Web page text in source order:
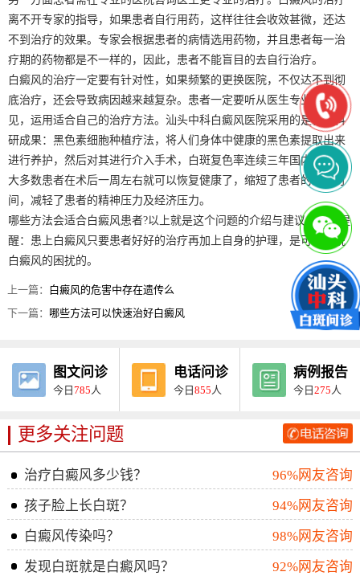
离不开专家的指导，如果患者自行用药，这样往往会收效甚微，还达
不到治疗的效果。专家会根据患者的病情选用药物，并且患者每一治
疗期的药物都是不一样的，因此，患者不能盲目的去自行治疗。
白癜风的治疗一定要有针对性，如果频繁的更换医院，不仅达不到彻
底治疗，还会导致病因越来越复杂。患者一定要听从医生专业的意
见，运用适合自己的治疗方法。汕头中科白癜风医院采用的是新的科
研成果：黑色素细胞种植疗法，将人们身体中健康的黑色素提取出来
进行养护，然后对其进行介入手术，白斑复色率连续三年国内领先。
大多数患者在术后一周左右就可以恢复健康了，缩短了患者的治疗时
间，减轻了患者的精神压力及经济压力。
哪些方法会适合白癜风患者?以上就是这个问题的介绍与建议，医院提
醒：患上白癜风只要患者好好的治疗再加上自身的护理，是可以摆脱
白癜风的困扰的。
上一篇： 白癜风的危害中存在遗传么
下一篇： 哪些方法可以快速治好白癜风
图文问诊
今日785 人
电话问诊
今日855 人
病例报告
今日275 人
更多关注问题
治疗白癜风多少钱？
96%网友咨询
孩子脸上长白斑？
94%网友咨询
白癜风传染吗？
98%网友咨询
发现白斑就是白癜风吗？
92%网友咨询